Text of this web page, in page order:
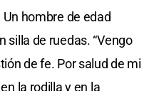
hombre de edad
silla de ruedas. “Vengo
de fe. Por salud de mi
la rodilla y en la